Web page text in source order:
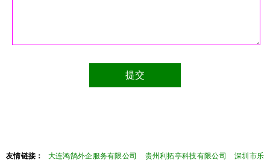
友情链接： 大连鸿鹄外企服务有限公司 贵州利拓亭科技有限公司
深圳市乐